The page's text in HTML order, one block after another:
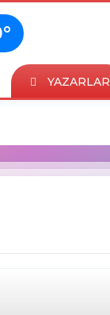
°
YAZARLAR